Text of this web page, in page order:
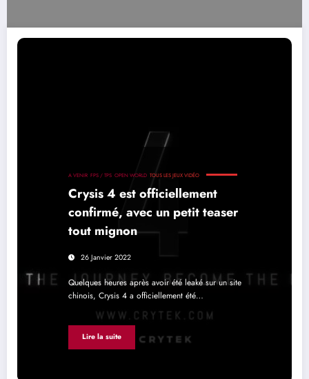
A VENIR FPS / TPS OPEN WORLD TOUS LES JEUX VIDÉO
Crysis 4 est officiellement
confirmé, avec un petit teaser
tout mignon
26 Janvier 2022
Quelques heures après avoir été leaké sur un site
chinois, Crysis 4 a officiellement été…
Lire la suite